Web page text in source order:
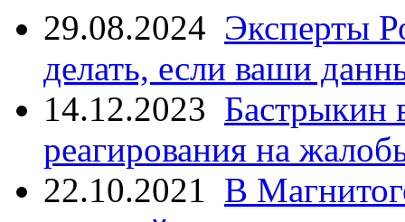
29.08.2024 Эксперты
делать, если ваши
14.12.2023 Бастрыкин
реагирования на
22.10.2021 В